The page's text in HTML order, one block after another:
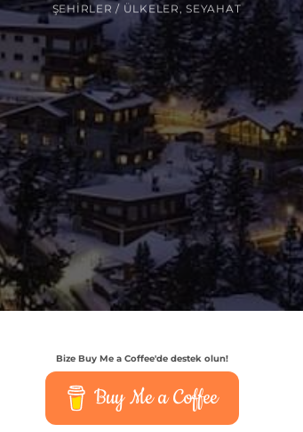
ŞEHIRLER / ÜLKELER ,SEYAHAT
Bize Buy Me a Coffee'de destek olun!
Buy Me a Coffee